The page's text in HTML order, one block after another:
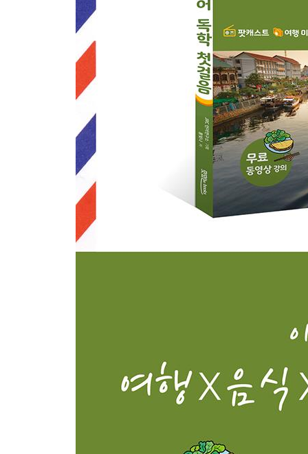
-Pattern Training 해석
-맛있는 연습 문제 정답
-찾아보기
-맛있는 핵심 패턴 46
#여행 미니북
02 기내, 공항에서
03 숙소에서
04 거리에서(길 묻기/교통수단)
05 식당에서
06 쇼핑(마트/백화점/야시장)
07 관광(관광지/공연장)